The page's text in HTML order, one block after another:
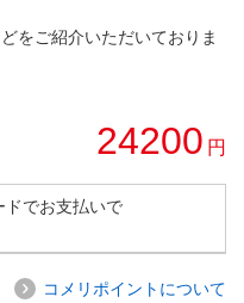
をご紹介いただいておりま
24200 円
ドでお支払いで
コメリポイントについて